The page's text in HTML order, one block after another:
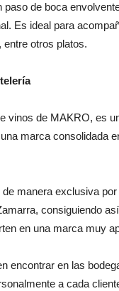
de boca
Es ideal para
otros platos.
vinos de MAKRO, es
marca consolidada
manera exclusiva
consiguiendo
en una marca muy
encontrar en las
a cada